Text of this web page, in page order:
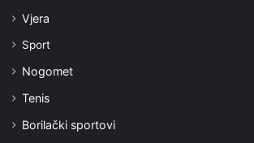
Vjera
Sport
Nogomet
Tenis
Borilački sportovi